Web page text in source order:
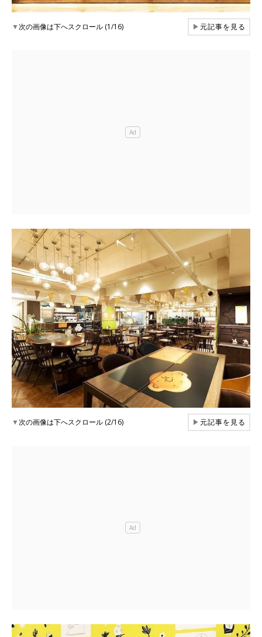
▼次の画像は下へスクロール (1/16) ▶元記事を見る
▼次の画像は下へスクロール (2/16) ▶元記事を見る